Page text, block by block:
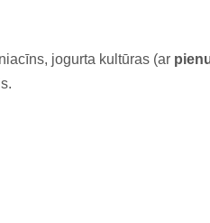
jogurta kultūras (ar